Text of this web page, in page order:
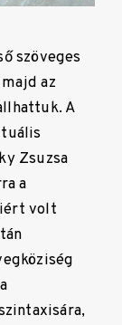
szöveges
majd az
A
Zsuzsa
a
volt